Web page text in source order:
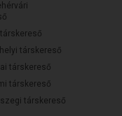
társkereső
társkereső
társkereső
társkereső